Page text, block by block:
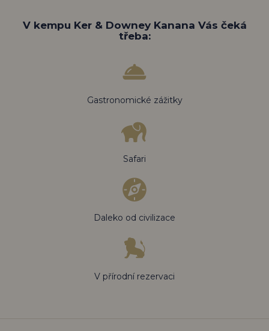
V kempu Ker & Downey Kanana Vás čeká
třeba:
Gastronomické zážitky
Safari
Daleko od civilizace
V přírodní rezervaci